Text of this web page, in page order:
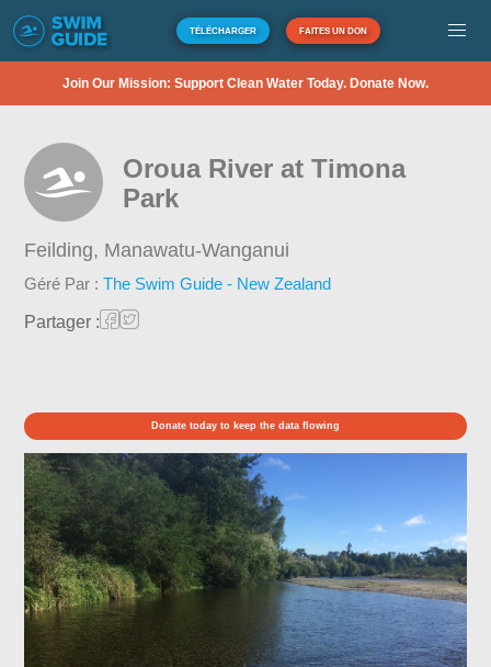
TÉLÉCHARGER FAITES UN DON
Join Our Mission: Support Clean Water Today. Donate Now.
Oroua River at Timona
Park
Feilding, Manawatu-Wanganui
Géré Par :The Swim Guide - New Zealand
Partager :
Donate today to keep the data flowing